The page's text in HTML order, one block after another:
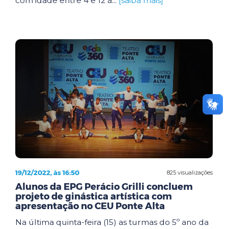
825 visualizações
19/12/2022, às 16:50
Alunos da EPG Perácio Grilli concluem
projeto de ginástica artística com
apresentação no CEU Ponte Alta
Na última quinta-feira (15) as turmas do 5º ano da